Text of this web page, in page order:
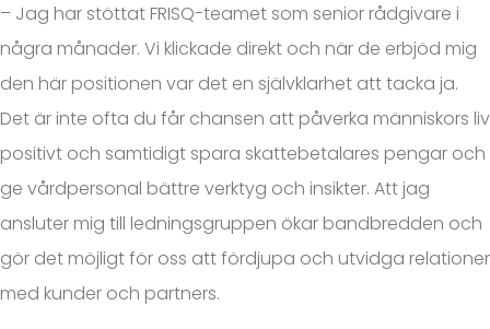
– Jag har stöttat FRISQ-teamet som senior rådgivare i
några månader. Vi klickade direkt och när de erbjöd mig
den här positionen var det en självklarhet att tacka ja.
Det är inte ofta du får chansen att påverka människors liv
positivt och samtidigt spara skattebetalares pengar och
ge vårdpersonal bättre verktyg och insikter. Att jag
ansluter mig till ledningsgruppen ökar bandbredden och
gör det möjligt för oss att fördjupa och utvidga relationer
med kunder och partners.